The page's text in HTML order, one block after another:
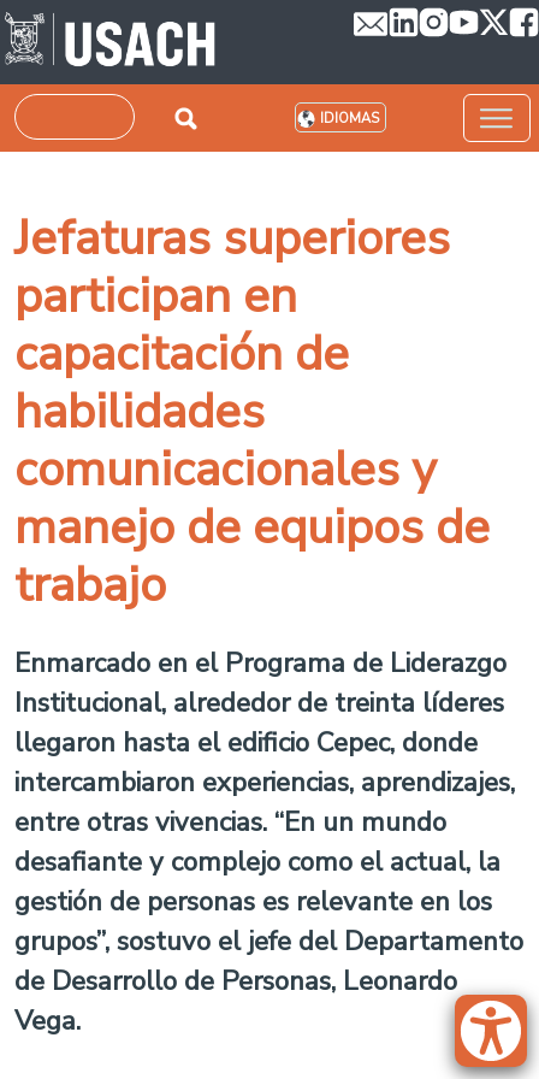
Pasar al contenido principal
Buscar IDIOMAS
Jefaturas superiores
participan en
capacitación de
habilidades
comunicacionales y
manejo de equipos de
trabajo
Enmarcado en el Programa de Liderazgo
Institucional, alrededor de treinta líderes
llegaron hasta el edificio Cepec, donde
intercambiaron experiencias, aprendizajes,
entre otras vivencias. “En un mundo
desafiante y complejo como el actual, la
gestión de personas es relevante en los
grupos”, sostuvo el jefe del Departamento
de Desarrollo de Personas, Leonardo
Vega.